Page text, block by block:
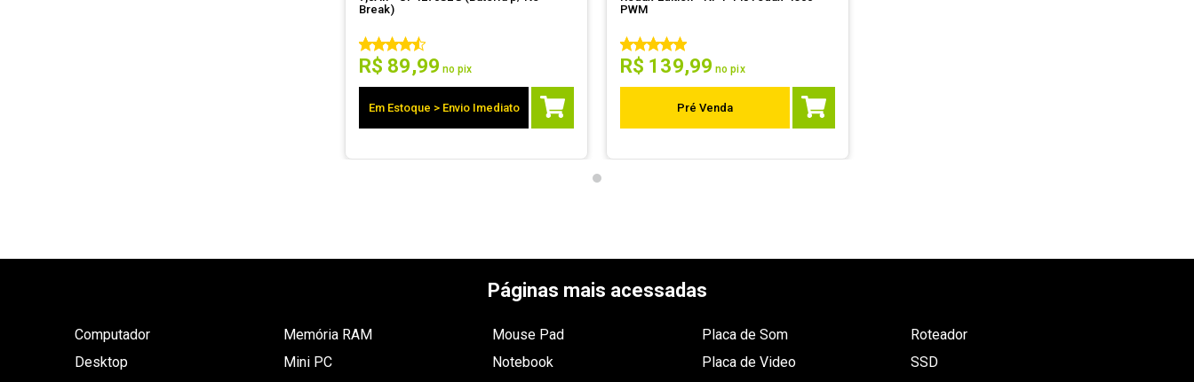
Break)
R$ 89,99 no pix
Em Estoque > Envio Imediato
PWM
R$ 139,99 no pix
Pré Venda
Páginas mais acessadas
Computador
Desktop
Memória RAM
Mini PC
Mouse Pad
Notebook
Placa de Som
Placa de Video
Roteador
SSD